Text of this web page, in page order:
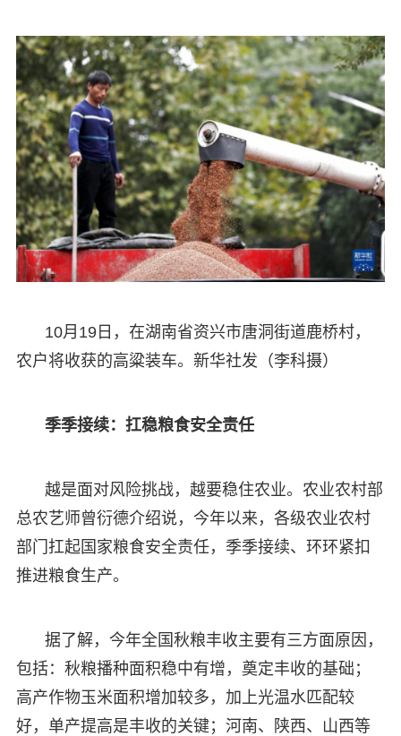
10月19日，在湖南省资兴市唐洞街道鹿桥村，
农户将收获的高粱装车。新华社发（李科摄）
季季接续：扛稳粮食安全责任
越是面对风险挑战，越要稳住农业。农业农村部
总农艺师曾衍德介绍说，今年以来，各级农业农村
部门扛起国家粮食安全责任，季季接续、环环紧扣
推进粮食生产。
据了解，今年全国秋粮丰收主要有三方面原因，
包括：秋粮播种面积稳中有增，奠定丰收的基础；
高产作物玉米面积增加较多，加上光温水匹配较
好，单产提高是丰收的关键；河南、陕西、山西等